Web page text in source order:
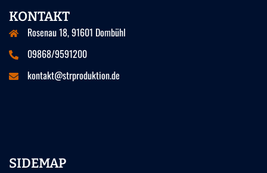
KONTAKT
Rosenau 18, 91601 Dombühl
09868/9591200
kontakt@strproduktion.de
SIDEMAP